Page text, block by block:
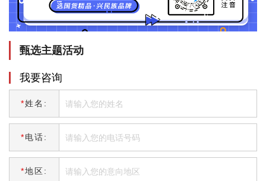
甄选主题活动
我要咨询
*姓名:
*电话:
*地区: